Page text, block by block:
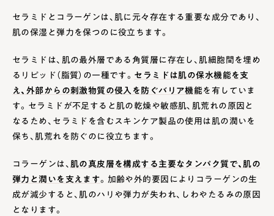
セラミドとコラーゲンは、肌に元々存在する重要な成分であり、
肌の保湿と弾力を保つのに役立ちます。
セラミドは、肌の最外層である角質層に存在し、肌細胞間を埋め
るリピッド（脂質）の一種です。 セラミドは肌の保水機能を支
え、外部からの刺激物質の侵入を防ぐバリア機能を有していま
す。セラミドが不足すると肌の乾燥や敏感肌、肌荒れの原因と
なるため、セラミドを含むスキンケア製品の使用は肌の潤いを
保ち、肌荒れを防ぐのに役立ちます。
コラーゲンは、 肌の真皮層を構成する主要なタンパク質で、肌の
弾力と潤いを支えます。加齢や外的要因によりコラーゲンの生
成が減少すると、肌のハリや弾力が失われ、しわやたるみの原因
となります。